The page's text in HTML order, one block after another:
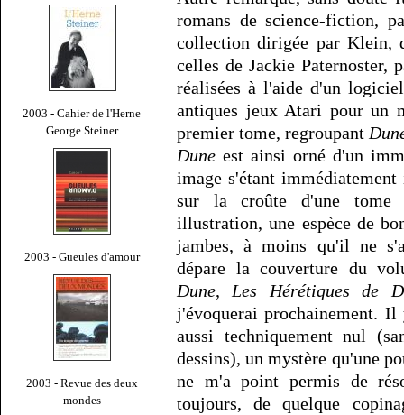
2003 - Cahier de l'Herne
George Steiner
2003 - Gueules d'amour
2003 - Revue des deux
mondes
romans de science-fiction,
collection dirigée par Klein,
celles de Jackie Paternoster,
réalisées à l'aide d'un
antiques jeux Atari pour un
premier tome, regroupant
Dune est ainsi orné d'un
image s'étant
sur la croûte d'une tome
illustration, une espèce de
jambes, à moins qu'il ne
dépare la couverture du
Dune, Les Hérétiques de
j'évoquerai prochainement.
aussi techniquement nul
dessins), un mystère qu'une
ne m'a point permis de
toujours, de quelque